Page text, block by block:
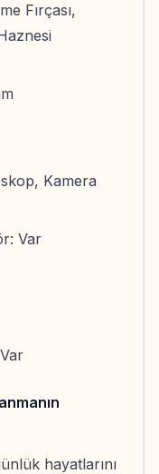
Fırçası,
Kamera
Var
hayatlarını